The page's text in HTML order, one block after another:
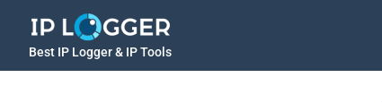
Best IP Logger & IP Tools